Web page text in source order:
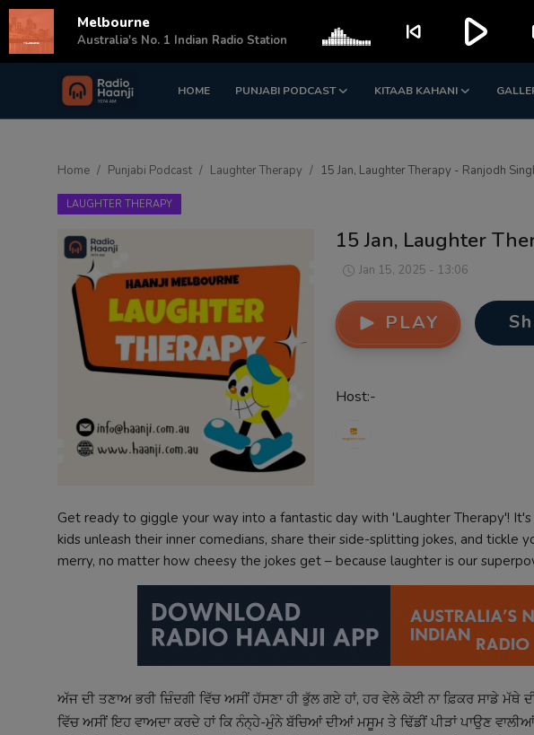
HOME PUNJABI PODCAST KITAAB KAHANI
Login Register
Punjabi Podcast
Matrimonial
Home Punjabi Podcast Laughter Therapy 15 Jan, Laughter Therapy - Ranjodh
LAUGHTER THERAPY
15 Jan, Laughter
Jan 15, 2025 - 13:06
PLAY
Host:-
Get ready to giggle your way into a fantastic day with 'Laughter Therapy'!
kids unleash their inner comedians, share their side-splitting jokes, and tickle
merry, no matter how cheesy the jokes get – because laughter is our
ਅੱਜ ਦੀ ਤਣਾਅ ਭਰੀ ਜ਼ਿੰਦਗੀ ਵਿੱਚ ਅਸੀਂ ਹੱਸਣਾ ਹੀ ਭੁੱਲ ਗਏ ਹਾਂ, ਹਰ ਵੇਲੇ ਕੋਈ ਨਾ ਫ਼ਿਕਰ ਸਾਡੇ ਮੱਥੇ
ਵਿੱਚ ਅਸੀਂ ਇਹ ਵਾਅਦਾ ਕਰਦੇ ਹਾਂ ਕਿ ਨੰਨ੍ਹੇ-ਮੁੰਨੇ ਬੱਚਿਆਂ ਦੀਆਂ ਮਸੂਮ ਤੇ ਢਿੱਡੀਂ ਪੀੜਾਂ ਪਾਉਣ
Melbourne
Australia's No. 1 Indian Radio Station skip_previous play_arrow